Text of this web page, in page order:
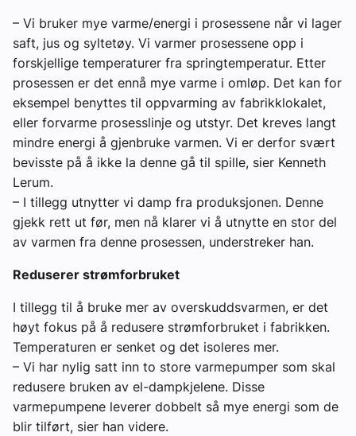
– Vi bruker mye varme/energi i prosessene når vi lager
saft, jus og syltetøy. Vi varmer prosessene opp i
forskjellige temperaturer fra springtemperatur. Etter
prosessen er det ennå mye varme i omløp. Det kan for
eksempel benyttes til oppvarming av fabrikklokalet,
eller forvarme prosesslinje og utstyr. Det kreves langt
mindre energi å gjenbruke varmen. Vi er derfor svært
bevisste på å ikke la denne gå til spille, sier Kenneth
Lerum.
– I tillegg utnytter vi damp fra produksjonen. Denne
gjekk rett ut før, men nå klarer vi å utnytte en stor del
av varmen fra denne prosessen, understreker han.
Reduserer strømforbruket
I tillegg til å bruke mer av overskuddsvarmen, er det
høyt fokus på å redusere strømforbruket i fabrikken.
Temperaturen er senket og det isoleres mer.
– Vi har nylig satt inn to store varmepumper som skal
redusere bruken av el-dampkjelene. Disse
varmepumpene leverer dobbelt så mye energi som de
blir tilført, sier han videre.